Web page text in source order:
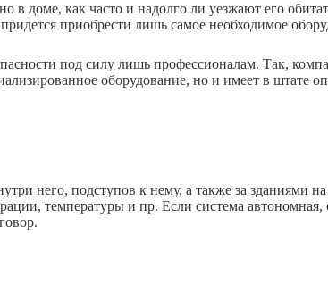
в доме, как часто и надолго ли уезжают его
приобрести лишь самое необходимое
под силу лишь профессионалам. Так,
оборудование, но и имеет в штате
него, подступов к нему, а также за зданиями
температуры и пр. Если система автономная,